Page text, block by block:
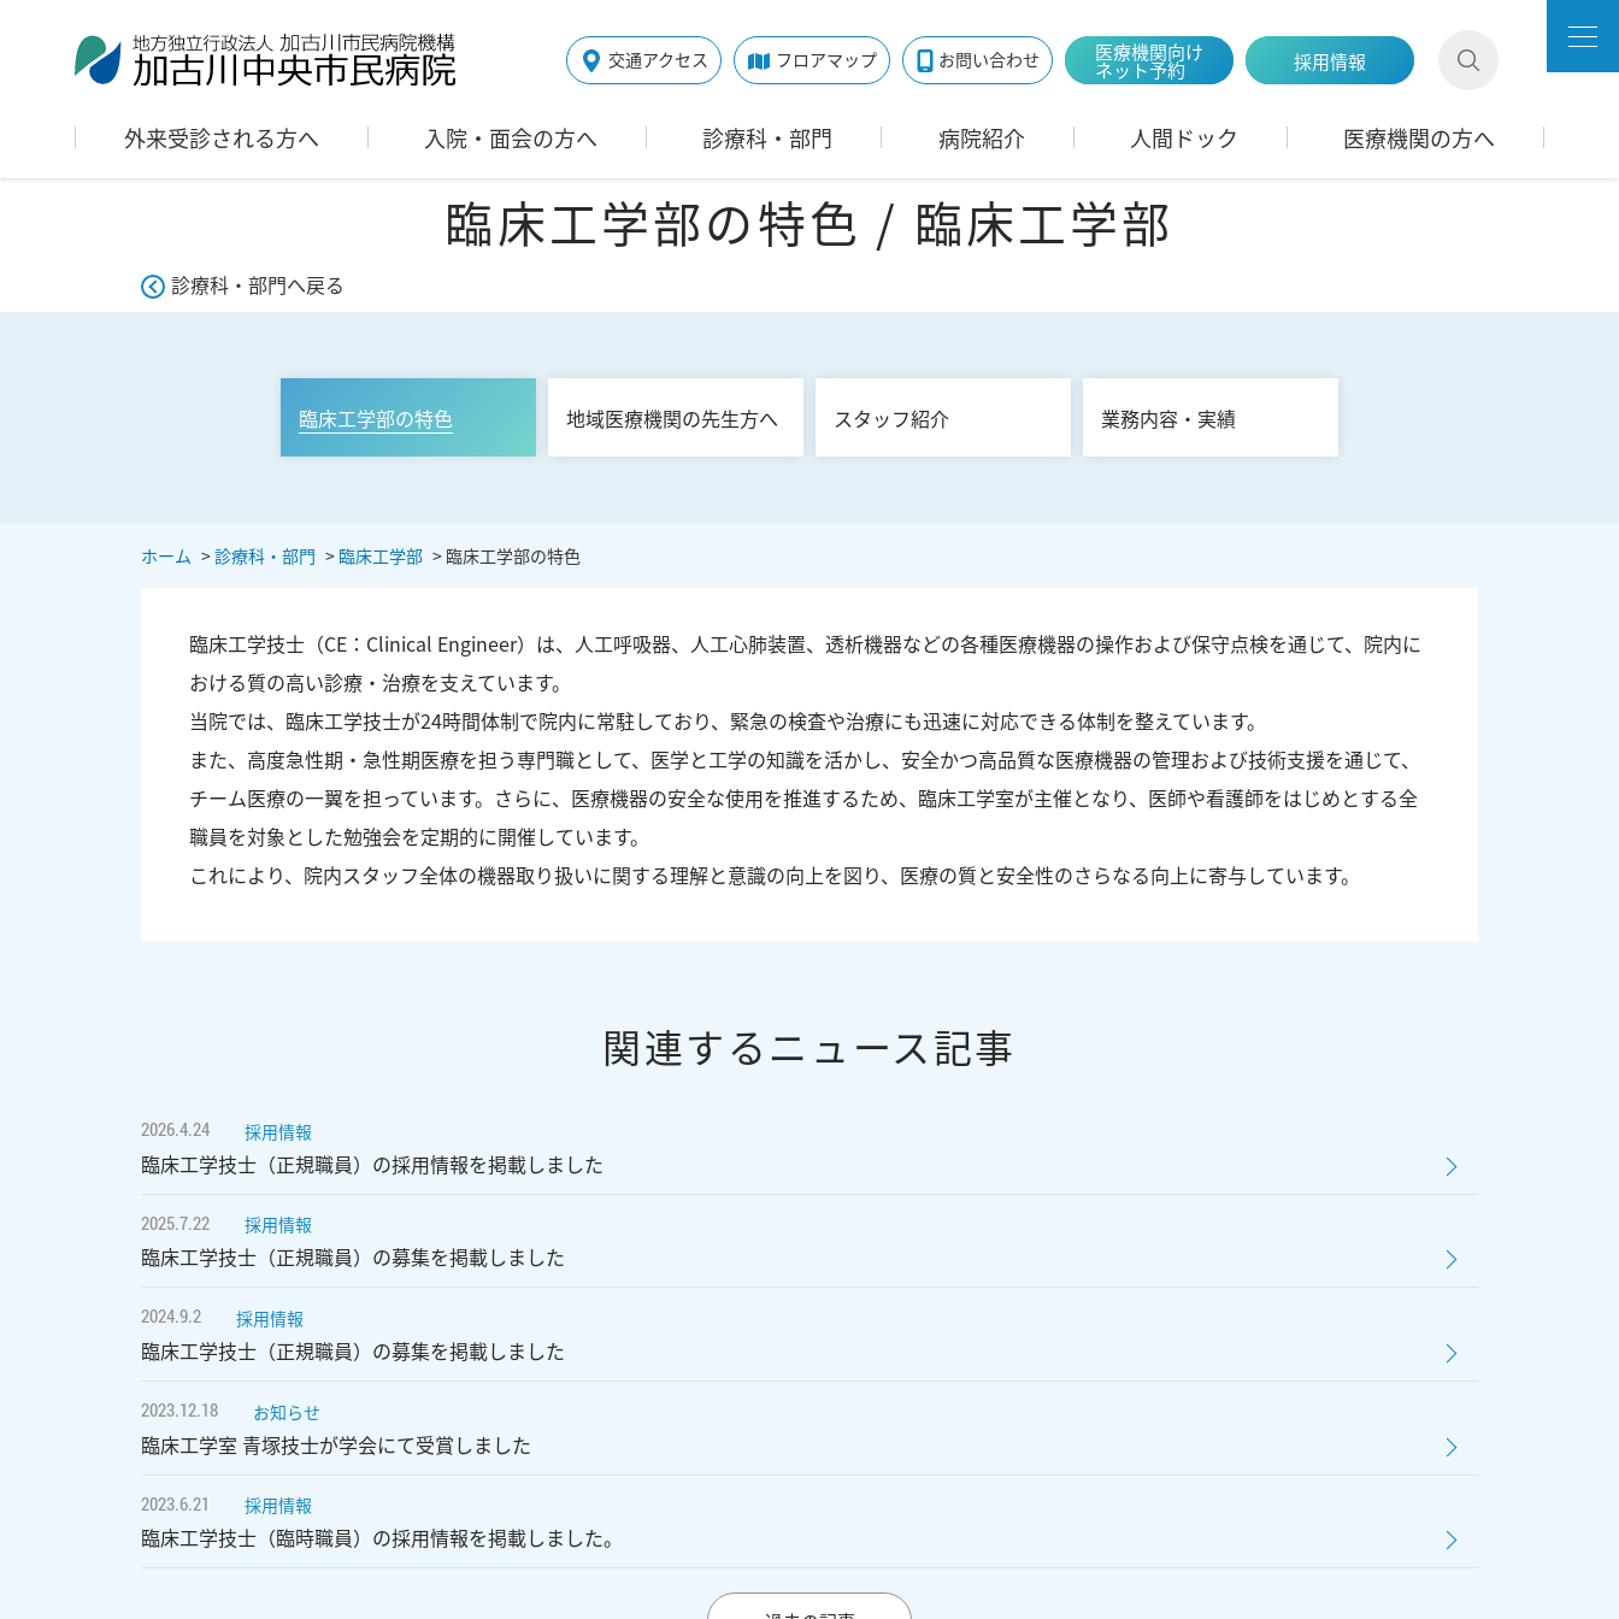
交通アクセス フロアマップ お問い合わせ 医療機関向け
ネット予約 採用情報
外来受診される方へ 入院・面会の方へ 診療科・部門 病院紹介 人間ドック 医療機関の方へ
臨床工学部の特色 / 臨床工学部
診療科・部門へ戻る
臨床工学部の特色 地域医療機関の先生方へ スタッフ紹介 業務内容・実績
ホーム >診療科・部門 > 臨床工学部 > 臨床工学部の特色
臨床工学技士（CE：Clinical Engineer）は、人工呼吸器、人工心肺装置、透析機器などの各種医療機器の操作および保守点検を通じて、院内に
おける質の高い診療・治療を支えています。
当院では、臨床工学技士が24時間体制で院内に常駐しており、緊急の検査や治療にも迅速に対応できる体制を整えています。
また、高度急性期・急性期医療を担う専門職として、医学と工学の知識を活かし、安全かつ高品質な医療機器の管理および技術支援を通じて、
チーム医療の一翼を担っています。さらに、医療機器の安全な使用を推進するため、臨床工学室が主催となり、医師や看護師をはじめとする全
職員を対象とした勉強会を定期的に開催しています。
これにより、院内スタッフ全体の機器取り扱いに関する理解と意識の向上を図り、医療の質と安全性のさらなる向上に寄与しています。
関連するニュース記事
2026.4.24 採用情報
臨床工学技士（正規職員）の採用情報を掲載しました
2025.7.22 採用情報
臨床工学技士（正規職員）の募集を掲載しました
2024.9.2 採用情報
臨床工学技士（正規職員）の募集を掲載しました
2023.12.18 お知らせ
臨床工学室 青塚技士が学会にて受賞しました
2023.6.21 採用情報
臨床工学技士（臨時職員）の採用情報を掲載しました。